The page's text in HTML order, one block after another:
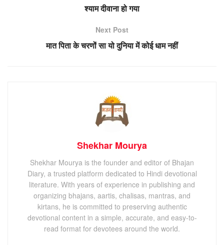
श्याम दीवाना हो गया
Next Post
मात पिता के चरणों सा यो दुनिया में कोई धाम नहीं
Shekhar Mourya
Shekhar Mourya is the founder and editor of Bhajan
Diary, a trusted platform dedicated to Hindi devotional
literature. With years of experience in publishing and
organizing bhajans, aartis, chalisas, mantras, and
kirtans, he is committed to preserving authentic
devotional content in a simple, accurate, and easy-to-
read format for devotees around the world.